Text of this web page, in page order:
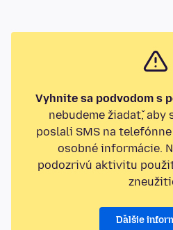
Vyhnite sa podvodom s
nebudeme žiadať, aby
poslali SMS na
osobné informácie.
podozrivú aktivitu
Ďalšie